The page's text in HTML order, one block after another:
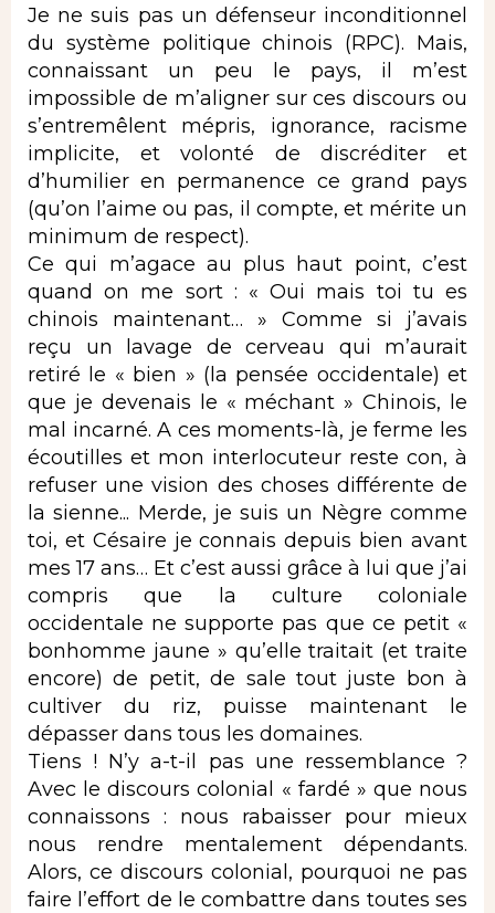
Je ne suis pas un défenseur inconditionnel
du système politique chinois (RPC). Mais,
connaissant un peu le pays, il m’est
impossible de m’aligner sur ces discours ou
s’entremêlent mépris, ignorance, racisme
implicite, et volonté de discréditer et
d’humilier en permanence ce grand pays
(qu’on l’aime ou pas, il compte, et mérite un
minimum de respect).
Ce qui m’agace au plus haut point, c’est
quand on me sort : « Oui mais toi tu es
chinois maintenant… » Comme si j’avais
reçu un lavage de cerveau qui m’aurait
retiré le « bien » (la pensée occidentale) et
que je devenais le « méchant » Chinois, le
mal incarné. A ces moments-là, je ferme les
écoutilles et mon interlocuteur reste con, à
refuser une vision des choses différente de
la sienne... Merde, je suis un Nègre comme
toi, et Césaire je connais depuis bien avant
mes 17 ans… Et c’est aussi grâce à lui que j’ai
compris que la culture coloniale
occidentale ne supporte pas que ce petit «
bonhomme jaune » qu’elle traitait (et traite
encore) de petit, de sale tout juste bon à
cultiver du riz, puisse maintenant le
dépasser dans tous les domaines.
Tiens ! N’y a-t-il pas une ressemblance ?
Avec le discours colonial « fardé » que nous
connaissons : nous rabaisser pour mieux
nous rendre mentalement dépendants.
Alors, ce discours colonial, pourquoi ne pas
faire l’effort de le combattre dans toutes ses